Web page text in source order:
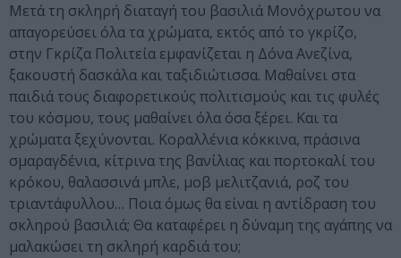
Μετά τη σκληρή διαταγή του βασιλιά Μονόχρωτου να
απαγορεύσει όλα τα χρώματα, εκτός από το γκρίζο,
στην Γκρίζα Πολιτεία εμφανίζεται η Δόνα Ανεζίνα,
ξακουστή δασκάλα και ταξιδιώτισσα. Μαθαίνει στα
παιδιά τους διαφορετικούς πολιτισμούς και τις φυλές
του κόσμου, τους μαθαίνει όλα όσα ξέρει. Και τα
χρώματα ξεχύνονται. Κοραλλένια κόκκινα, πράσινα
σμαραγδένια, κίτρινα της βανίλιας και πορτοκαλί του
κρόκου, θαλασσινά μπλε, μοβ μελιτζανιά, ροζ του
τριαντάφυλλου… Ποια όμως θα είναι η αντίδραση του
σκληρού βασιλιά; Θα καταφέρει η δύναμη της αγάπης να
μαλακώσει τη σκληρή καρδιά του;